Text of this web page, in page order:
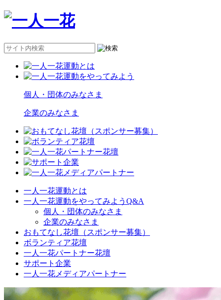
個人・団体のみなさま
企業のみなさま
一人一花運動とは
一人一花運動をやってみようQ&A
個人・団体のみなさま
企業のみなさま
おもてなし花壇（スポンサー募集）
ボランティア花壇
一人一花パートナー花壇
サポート企業
一人一花メディアパートナー